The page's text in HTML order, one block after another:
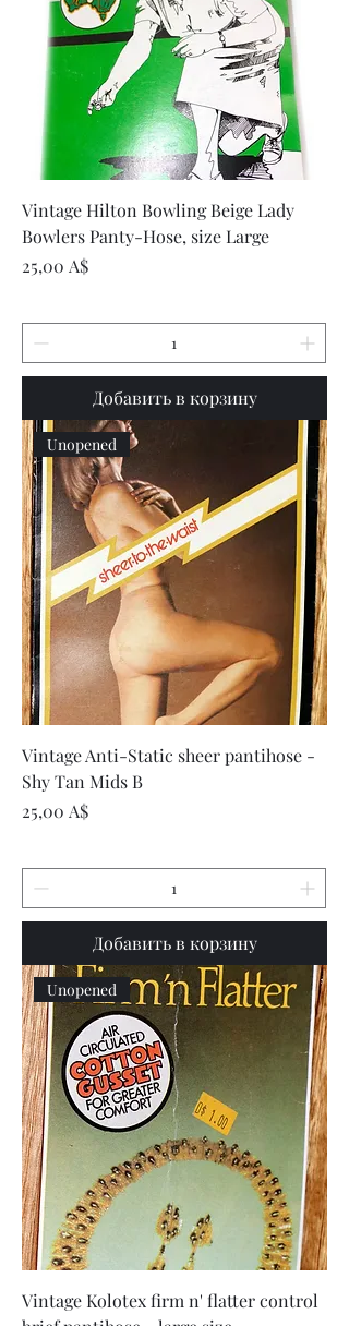
Vintage Hilton Bowling Beige Lady
Bowlers Panty-Hose, size Large
Цена
25,00 A$
Добавить в корзину
Unopened
Vintage Anti-Static sheer pantihose -
Shy Tan Mids B
Цена
25,00 A$
Добавить в корзину
Unopened
Vintage Kolotex firm n' flatter control